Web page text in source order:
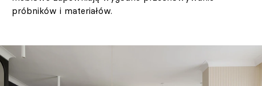
próbników i materiałów.